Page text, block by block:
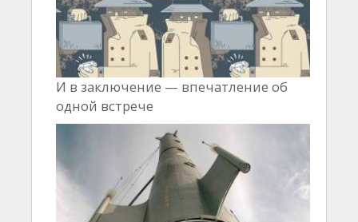
И в заключение — впечатление об
одной встрече